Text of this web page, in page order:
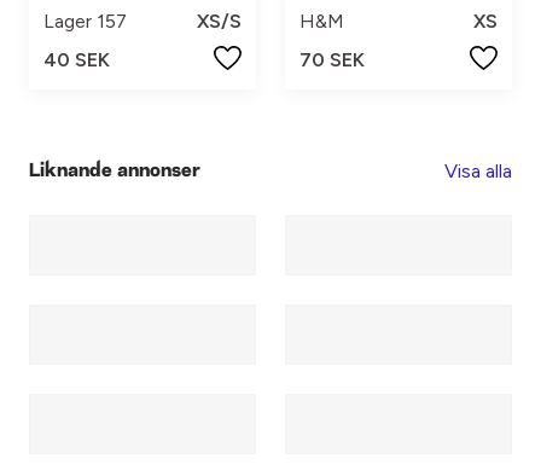
Lager 157
XS/S
40 SEK
H&M
XS
70 SEK
Liknande annonser Visa alla